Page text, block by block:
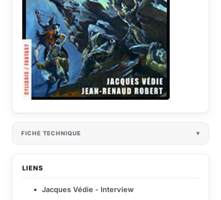
FICHE TECHNIQUE
LIENS
Jacques Védie - Interview